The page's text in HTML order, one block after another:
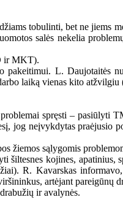
tobulinti, bet ne jiems
salės nekelia
ir MKT).
L. Daujotaitės
laiką vienas kito atžvilgiu
spręsti – pasiūlyti
jog neįvykdytas praėjusio
žiemos sąlygomis
kojines, apatinius,
R. Kavarskas
artėjant pareigūnų
ir avalynės.